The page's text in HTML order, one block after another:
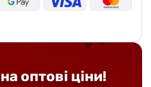
оптові ціни!